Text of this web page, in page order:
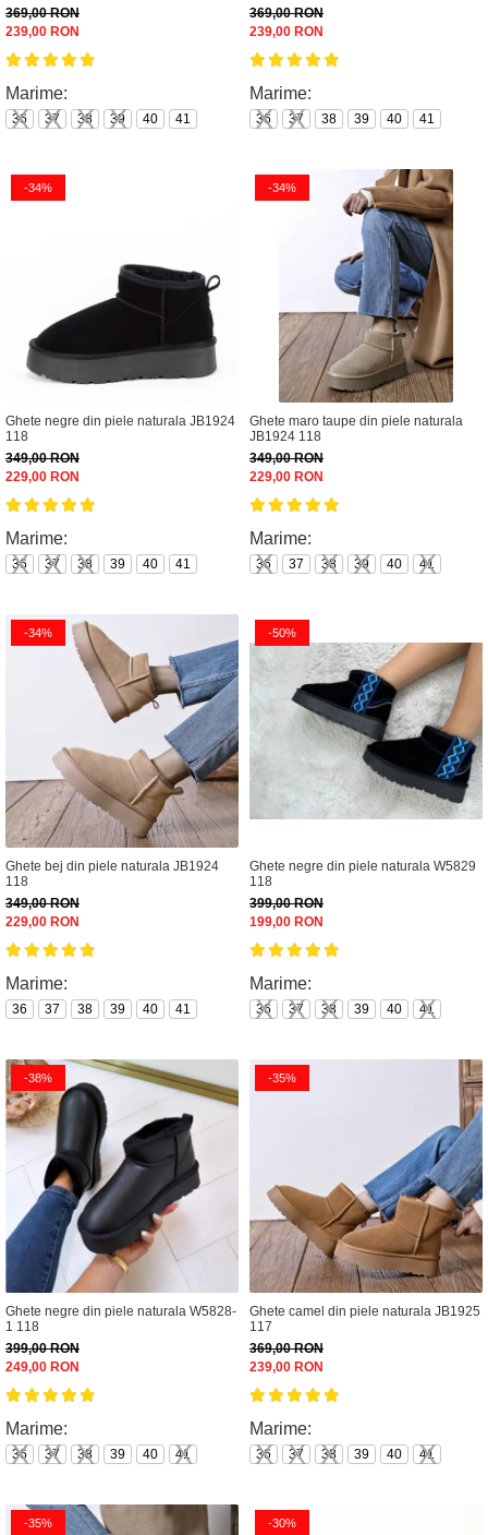
369,00 RON
239,00 RON
Marime:
36 37 38 39 40 41
369,00 RON
239,00 RON
Marime:
36 37 38 39 40 41
-34%
Ghete negre din piele naturala JB1924
118
349,00 RON
229,00 RON
Marime:
36 37 38 39 40 41
-34%
Ghete maro taupe din piele naturala
JB1924 118
349,00 RON
229,00 RON
Marime:
36 37 38 39 40 41
-34%
Ghete bej din piele naturala JB1924
118
349,00 RON
229,00 RON
Marime:
36 37 38 39 40 41
-50%
Ghete negre din piele naturala W5829
118
399,00 RON
199,00 RON
Marime:
36 37 38 39 40 41
-38%
Ghete negre din piele naturala W5828-
1 118
399,00 RON
249,00 RON
Marime:
36 37 38 39 40 41
-35%
Ghete camel din piele naturala JB1925
117
369,00 RON
239,00 RON
Marime:
36 37 38 39 40 41
-35% -30%